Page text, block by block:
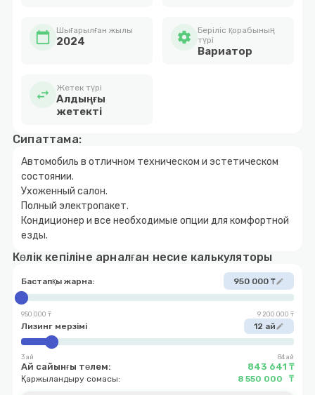
calendar_today Шығарылған жылы
2024 settings
Беріліс қорабының
түрі
Вариатор
swap_horiz Жетек түрі
Алдыңғы
жетекті
Сипаттама:
Автомобиль в отличном техническом и эстетическом
состоянии.
Ухоженный салон.
Полный электропакет.
Кондиционер и все необходимые опции для комфортной
езды.
Көлік кепіліне арналған несие калькуляторы
Бастапқы жарна: 950 000 ₸edit
950 000 ₸ 9 200 000 ₸
Лизинг мерзімі 12 айedit
3 ай 84 ай
Ай сайынғы төлем: 843 641 ₸
Қаржыландыру сомасы: 8 550 000 ₸